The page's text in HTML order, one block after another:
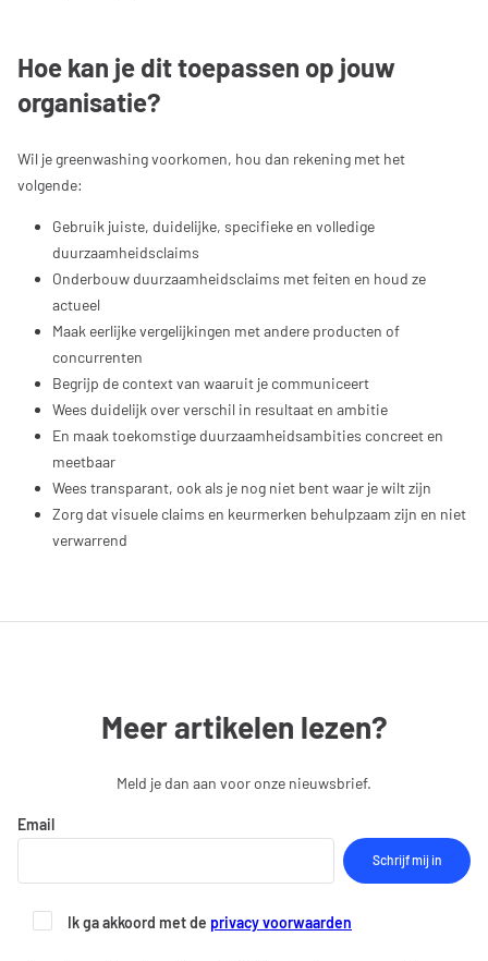
Hoe kan je dit toepassen op jouw
organisatie?
Wil je greenwashing voorkomen, hou dan rekening met het
volgende:
Gebruik juiste, duidelijke, specifieke en volledige
duurzaamheidsclaims
Onderbouw duurzaamheidsclaims met feiten en houd ze
actueel
Maak eerlijke vergelijkingen met andere producten of
concurrenten
Begrijp de context van waaruit je communiceert
Wees duidelijk over verschil in resultaat en ambitie
En maak toekomstige duurzaamheidsambities concreet en
meetbaar
Wees transparant, ook als je nog niet bent waar je wilt zijn
Zorg dat visuele claims en keurmerken behulpzaam zijn en niet
verwarrend
Meer artikelen lezen?
Meld je dan aan voor onze nieuwsbrief.
Email
Ik ga akkoord met de privacy voorwaarden